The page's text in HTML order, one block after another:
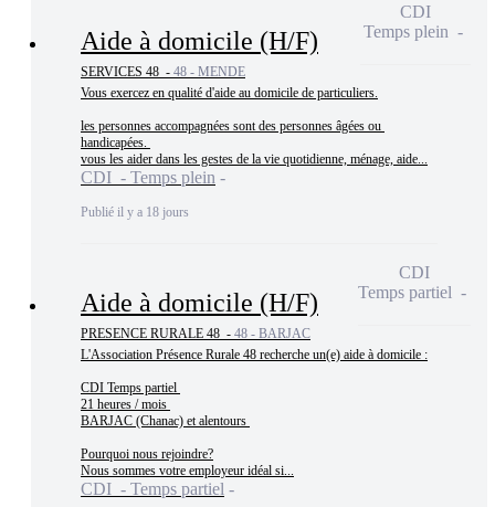
Aide à domicile (H/F)
SERVICES 48 - 48 - MENDE
Vous exercez en qualité d'aide au domicile de particuliers.
les personnes accompagnées sont des personnes âgées ou
handicapées.
vous les aider dans les gestes de la vie quotidienne, ménage, aide...
CDI - Temps plein
Publié il y a 18 jours
CDI
Temps plein
Aide à domicile (H/F)
PRESENCE RURALE 48 - 48 - BARJAC
L'Association Présence Rurale 48 recherche un(e) aide à domicile :
CDI Temps partiel
21 heures / mois
BARJAC (Chanac) et alentours
Pourquoi nous rejoindre?
Nous sommes votre employeur idéal si...
CDI - Temps partiel
CDI
Temps partiel